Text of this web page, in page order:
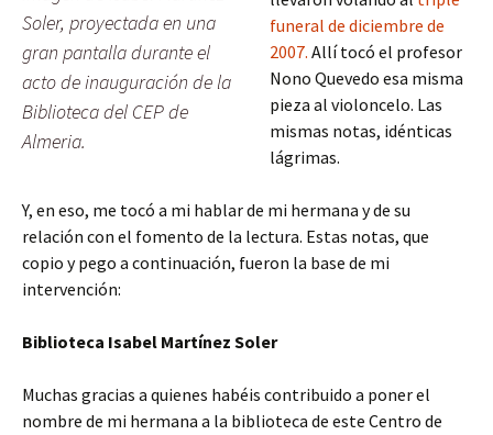
Soler, proyectada en una
gran pantalla durante el
acto de inauguración de la
Biblioteca del CEP de
Almeria.
funeral de diciembre de
2007. Allí tocó el profesor
Nono Quevedo esa misma
pieza al violoncelo. Las
mismas notas, idénticas
lágrimas.
Y, en eso, me tocó a mi hablar de mi hermana y de su
relación con el fomento de la lectura. Estas notas, que
copio y pego a continuación, fueron la base de mi
intervención:
Biblioteca Isabel Martínez Soler
Muchas gracias a quienes habéis contribuido a poner el
nombre de mi hermana a la biblioteca de este Centro de